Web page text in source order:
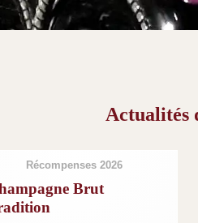
Actualités
Récompenses 2026
Brut